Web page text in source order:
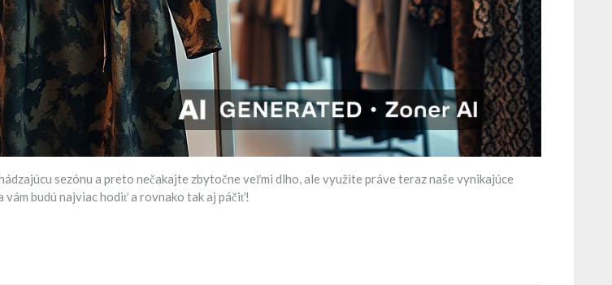
sezónu a preto nečakajte zbytočne veľmi dlho, ale využite práve teraz naše vynikajúce
budú najviac hodiť a rovnako tak aj páčiť!